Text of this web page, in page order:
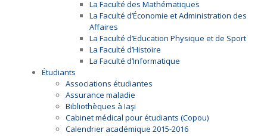
La Faculté des Mathématiques
La Faculté d’Économie et Administration des
Affaires
La Faculté d’Education Physique et de Sport
La Faculté d’Histoire
La Faculté d’Informatique
Étudiants
Associations étudiantes
Assurance maladie
Bibliothèques à Iaşi
Cabinet médical pour étudiants (Copou)
Calendrier académique 2015-2016